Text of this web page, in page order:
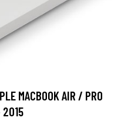
MACBOOK AIR / PRO
2015